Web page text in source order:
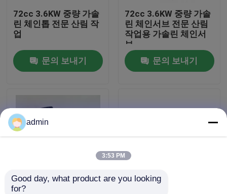
공장 표시
저희와 연락
휘발유 동력톱
전기 동력톱
72cc 3.6KW 중량 가솔
린 체인톱 전문 산림 작
업
문의 보내기
72cc 3.6KW 중량 가솔
린 체인서브 전문 산림
작업용 가솔린 체인서
브
문의 보내기
5800 가솔린 사이
admin
3:53 PM
Good day, what product are you looking
for?